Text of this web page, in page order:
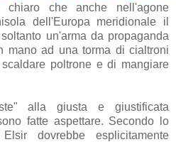
chiaro che anche nell'agone
dell'Europa meridionale il
un'arma da propaganda
mano ad una torma di cialtroni
poltrone e di mangiare
alla giusta e giustificata
fatte aspettare. Secondo lo
dovrebbe esplicitamente